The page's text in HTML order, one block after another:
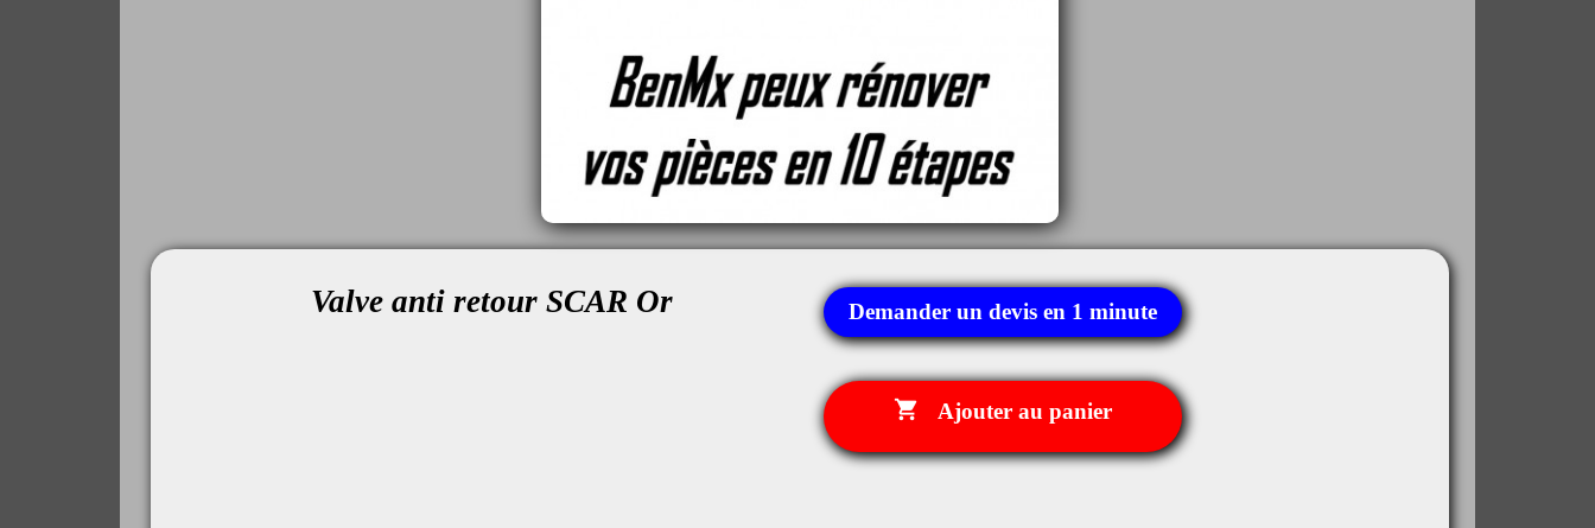
Valve anti retour SCAR Or Demander un devis en 1 minute
 Ajouter au panier